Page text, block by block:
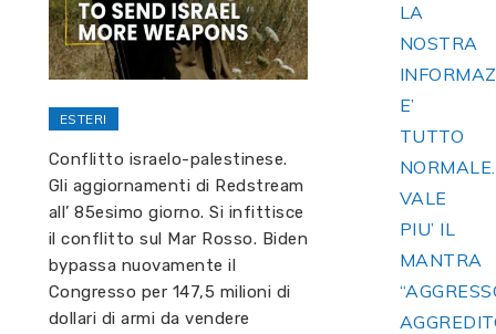
ESTERI
Conflitto israelo-palestinese.
Gli aggiornamenti di Redstream
all’ 85esimo giorno. Si infittisce
il conflitto sul Mar Rosso. Biden
bypassa nuovamente il
Congresso per 147,5 milioni di
dollari di armi da vendere
LA
NOSTRA
E’
TUTTO
VALE
PIU’ IL
MANTRA